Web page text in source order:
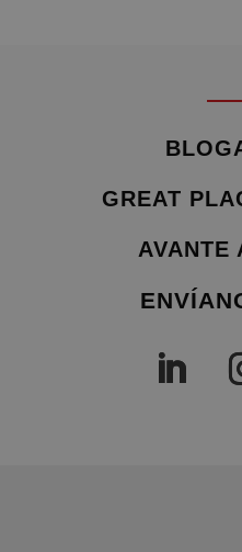
GREAT
AVANTE